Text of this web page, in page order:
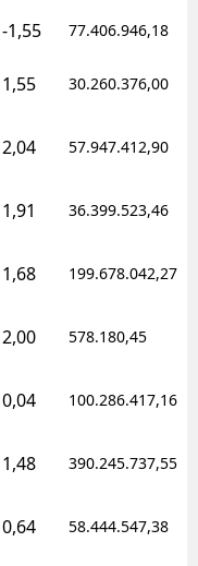
-1,55 77.406.946,18
1,55 30.260.376,00
2,04 57.947.412,90
1,91 36.399.523,46
1,68 199.678.042,27
2,00 578.180,45
0,04 100.286.417,16
1,48 390.245.737,55
0,64 58.444.547,38